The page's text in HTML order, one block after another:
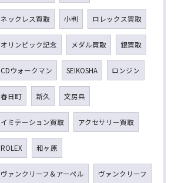
ネックレス買取 小判 ロレックス買取
オリンピック記念 メダル買取 銀買取
CDウォークマン SEIKOSHA ロンジン
春日町 新久 文房具
イミテーション買取 アクセサリー買取
ROLEX 和ヶ原
ヴァンクリーフ＆アーペル ヴァンクリーフ